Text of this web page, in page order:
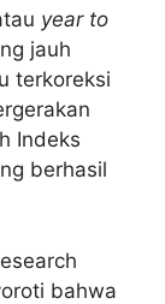
year to
jauh
terkoreksi
Indeks
berhasil
bahwa